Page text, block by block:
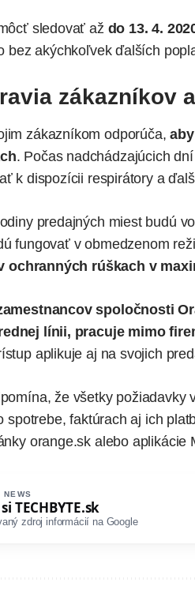
sledovať až do 13. 4.
bez akýchkoľvek ďalších
zákazníkov
zákazníkom odporúča,
. Počas nadchádzajúcich
k dispozícii respirátory a
predajných miest budú
fungovať v obmedzenom
ochranných rúškach v
spoločnosti
línii, pracuje mimo
aplikuje aj na svojich
že všetky požiadavky
spotrebe, faktúrach aj ich
orange.sk alebo aplikácie
NEWS
TECHBYTE.sk
zdroj informácií na Google